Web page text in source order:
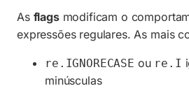
As flagsmodificam o
expressões regulares. As mais
re.IGNORECASE ou re.I
minúsculas